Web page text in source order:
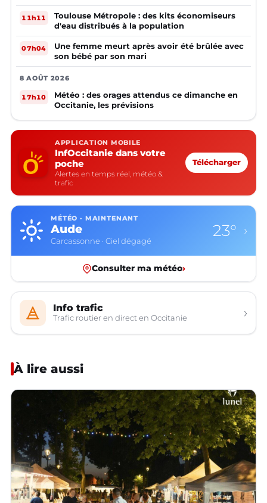
11h11
Toulouse Métropole : des kits économiseurs
d'eau distribués à la population
07h04
Une femme meurt après avoir été brûlée avec
son bébé par son mari
8 AOÛT 2026
17h10
Météo : des orages attendus ce dimanche en
Occitanie, les prévisions
APPLICATION MOBILE
InfOccitanie dans votre
poche
Alertes en temps réel, météo &
trafic
Télécharger
MÉTÉO · MAINTENANT
Aude
Carcassonne · Ciel dégagé
23° ›
Consulter ma météo›
Info trafic
Trafic routier en direct en Occitanie ›
À lire aussi